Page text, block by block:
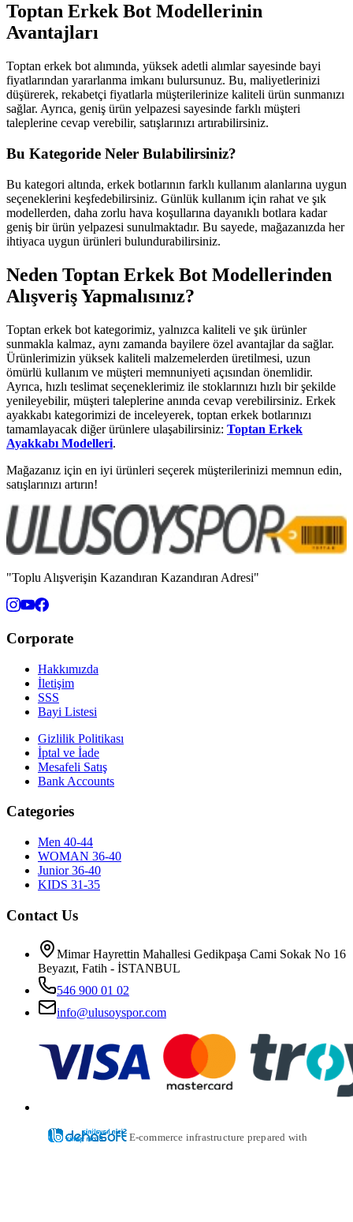
Toptan Erkek Bot Modellerinin
Avantajları
Toptan erkek bot alımında, yüksek adetli alımlar sayesinde bayi
fiyatlarından yararlanma imkanı bulursunuz. Bu, maliyetlerinizi
düşürerek, rekabetçi fiyatlarla müşterilerinize kaliteli ürün sunmanızı
sağlar. Ayrıca, geniş ürün yelpazesi sayesinde farklı müşteri
taleplerine cevap verebilir, satışlarınızı artırabilirsiniz.
Bu Kategoride Neler Bulabilirsiniz?
Bu kategori altında, erkek botlarının farklı kullanım alanlarına uygun
seçeneklerini keşfedebilirsiniz. Günlük kullanım için rahat ve şık
modellerden, daha zorlu hava koşullarına dayanıklı botlara kadar
geniş bir ürün yelpazesi sunulmaktadır. Bu sayede, mağazanızda her
ihtiyaca uygun ürünleri bulundurabilirsiniz.
Neden Toptan Erkek Bot Modellerinden
Alışveriş Yapmalısınız?
Toptan erkek bot kategorimiz, yalnızca kaliteli ve şık ürünler
sunmakla kalmaz, aynı zamanda bayilere özel avantajlar da sağlar.
Ürünlerimizin yüksek kaliteli malzemelerden üretilmesi, uzun
ömürlü kullanım ve müşteri memnuniyeti açısından önemlidir.
Ayrıca, hızlı teslimat seçeneklerimiz ile stoklarınızı hızlı bir şekilde
yenileyebilir, müşteri taleplerine anında cevap verebilirsiniz. Erkek
ayakkabı kategorimizi de inceleyerek, toptan erkek botlarınızı
tamamlayacak diğer ürünlere ulaşabilirsiniz: Toptan Erkek
Ayakkabı Modelleri.
Mağazanız için en iyi ürünleri seçerek müşterilerinizi memnun edin,
satışlarınızı artırın!
"Toplu Alışverişin Kazandıran Kazandıran Adresi"
Corporate
Hakkımızda
İletişim
SSS
Bayi Listesi
Gizlilik Politikası
İptal ve İade
Mesafeli Satış
Bank Accounts
Categories
Men 40-44
WOMAN 36-40
Junior 36-40
KIDS 31-35
Contact Us
Mimar Hayrettin Mahallesi Gedikpaşa Cami Sokak No 16
Beyazıt, Fatih - İSTANBUL
546 900 01 02
info@ulusoyspor.com
E-commerce infrastructure prepared with